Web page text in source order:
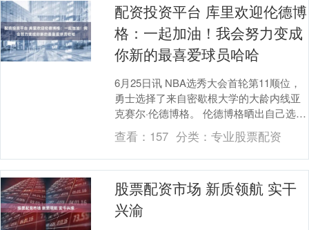
配资投资平台 库里欢迎伦德博
格：一起加油！我会努力变成
你新的最喜爱球员哈哈
6月25日讯 NBA选秀大会首轮第11顺位，
勇士选择了来自密歇根大学的大龄内线亚
克赛尔·伦德博格。 伦德博格晒出自己选秀
帅照，并写道：“在所有精神战斗和崩溃之
中....
查看： 157 分类： 专业股票配资
股票配资市场 新质领航 实干
兴渝